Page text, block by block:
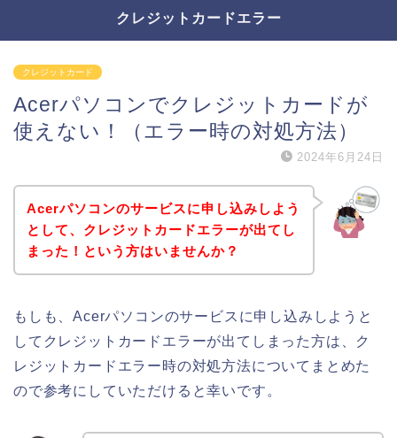
クレジットカードエラー
クレジットカード
Acerパソコンでクレジットカードが
使えない！（エラー時の対処方法）
2024年6月24日
Acerパソコンのサービスに申し込みしよう
として、クレジットカードエラーが出てし
まった！という方はいませんか？
もしも、Acerパソコンのサービスに申し込みしようと
してクレジットカードエラーが出てしまった方は、ク
レジットカードエラー時の対処方法についてまとめた
ので参考にしていただけると幸いです。